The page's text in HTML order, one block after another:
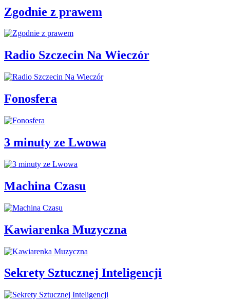
Zgodnie z prawem
Radio Szczecin Na Wieczór
Fonosfera
3 minuty ze Lwowa
Machina Czasu
Kawiarenka Muzyczna
Sekrety Sztucznej Inteligencji